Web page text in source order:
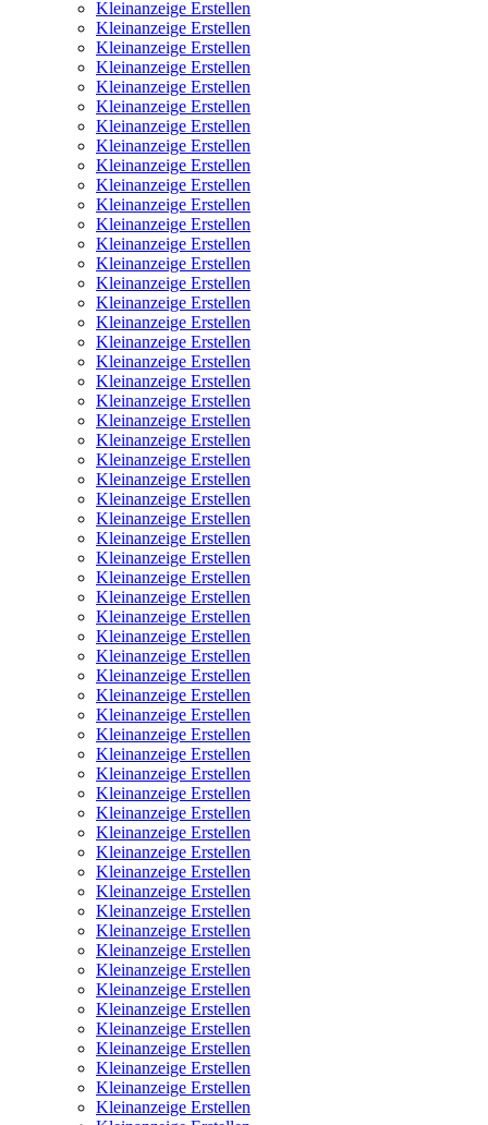
Kleinanzeige Erstellen
Kleinanzeige Erstellen
Kleinanzeige Erstellen
Kleinanzeige Erstellen
Kleinanzeige Erstellen
Kleinanzeige Erstellen
Kleinanzeige Erstellen
Kleinanzeige Erstellen
Kleinanzeige Erstellen
Kleinanzeige Erstellen
Kleinanzeige Erstellen
Kleinanzeige Erstellen
Kleinanzeige Erstellen
Kleinanzeige Erstellen
Kleinanzeige Erstellen
Kleinanzeige Erstellen
Kleinanzeige Erstellen
Kleinanzeige Erstellen
Kleinanzeige Erstellen
Kleinanzeige Erstellen
Kleinanzeige Erstellen
Kleinanzeige Erstellen
Kleinanzeige Erstellen
Kleinanzeige Erstellen
Kleinanzeige Erstellen
Kleinanzeige Erstellen
Kleinanzeige Erstellen
Kleinanzeige Erstellen
Kleinanzeige Erstellen
Kleinanzeige Erstellen
Kleinanzeige Erstellen
Kleinanzeige Erstellen
Kleinanzeige Erstellen
Kleinanzeige Erstellen
Kleinanzeige Erstellen
Kleinanzeige Erstellen
Kleinanzeige Erstellen
Kleinanzeige Erstellen
Kleinanzeige Erstellen
Kleinanzeige Erstellen
Kleinanzeige Erstellen
Kleinanzeige Erstellen
Kleinanzeige Erstellen
Kleinanzeige Erstellen
Kleinanzeige Erstellen
Kleinanzeige Erstellen
Kleinanzeige Erstellen
Kleinanzeige Erstellen
Kleinanzeige Erstellen
Kleinanzeige Erstellen
Kleinanzeige Erstellen
Kleinanzeige Erstellen
Kleinanzeige Erstellen
Kleinanzeige Erstellen
Kleinanzeige Erstellen
Kleinanzeige Erstellen
Kleinanzeige Erstellen